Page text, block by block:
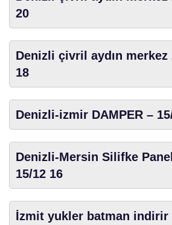
20
Denizli çivril aydın merkez
18
Denizli-izmir DAMPER –
Denizli-Mersin Silifke
15/12 16
İzmit yukler batman indirir